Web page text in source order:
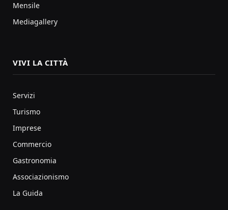
Mensile
Mediagallery
VIVI LA CITTÀ
Servizi
Turismo
Imprese
Commercio
Gastronomia
Associazionismo
La Guida